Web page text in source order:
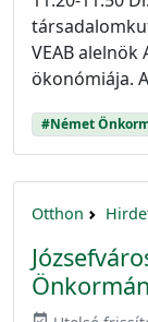
VEAB
ökonómiája.
#Német
Otthon